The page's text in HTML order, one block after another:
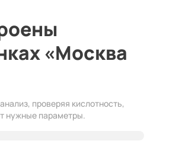
«Москва
проверяя кислотность,
нужные параметры.